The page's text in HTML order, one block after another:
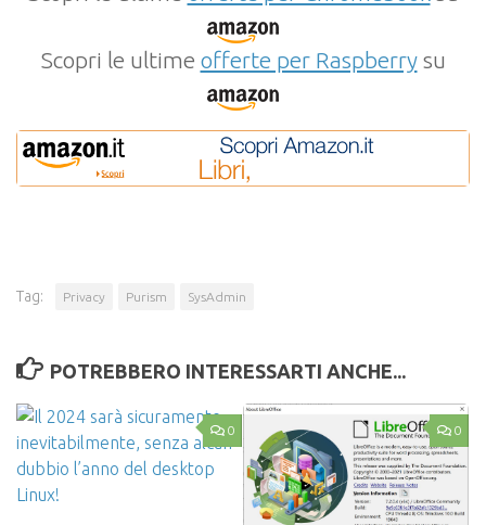
Scopri le ultime offerte per Raspberrysu
Tag: Privacy Purism SysAdmin
POTREBBERO INTERESSARTI ANCHE...
0 0